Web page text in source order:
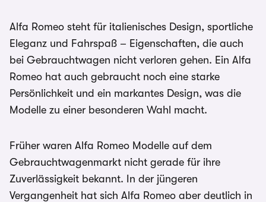
Alfa Romeo steht für italienisches Design, sportliche
Eleganz und Fahrspaß – Eigenschaften, die auch
bei Gebrauchtwagen nicht verloren gehen. Ein Alfa
Romeo hat auch gebraucht noch eine starke
Persönlichkeit und ein markantes Design, was die
Modelle zu einer besonderen Wahl macht.
Früher waren Alfa Romeo Modelle auf dem
Gebrauchtwagenmarkt nicht gerade für ihre
Zuverlässigkeit bekannt. In der jüngeren
Vergangenheit hat sich Alfa Romeo aber deutlich in